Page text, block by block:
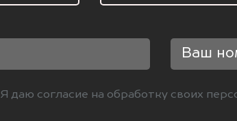
Я даю согласие на обработку своих